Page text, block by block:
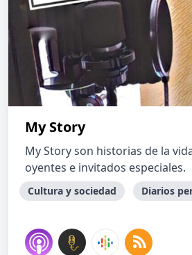
My Story
My Story son historias de la
oyentes e invitados especiales.
Cultura y sociedad Diarios